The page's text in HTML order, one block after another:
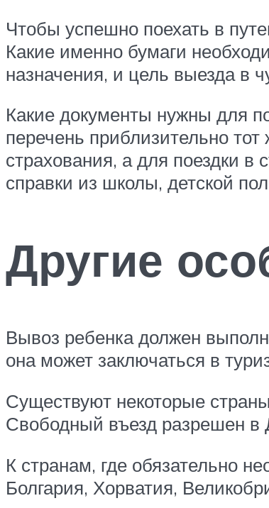
Чтобы успешно поехать в
Какие именно бумаги
назначения, и цель выезда в
Какие документы нужны для
перечень приблизительно
страхования, а для поездки
справки из школы, детской
Другие
Вывоз ребенка должен
она может заключаться в
Существуют некоторые
Свободный въезд разрешен в
К странам, где обязательно
Болгария, Хорватия,